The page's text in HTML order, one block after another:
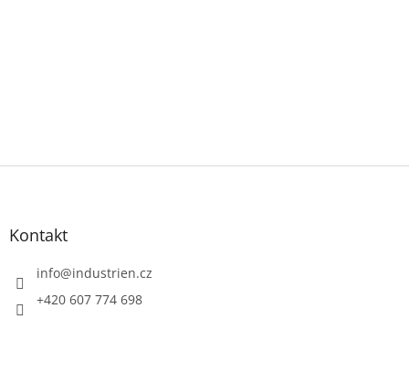
Z
Kontakt
info@industrien.cz
+420 607 774 698